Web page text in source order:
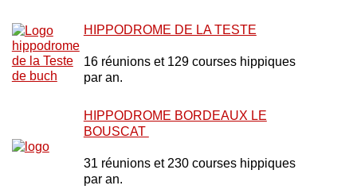
HIPPODROME DE LA TESTE
16 réunions et 129 courses hippiques
par an.
HIPPODROME BORDEAUX LE
BOUSCAT
31 réunions et 230 courses hippiques
par an.